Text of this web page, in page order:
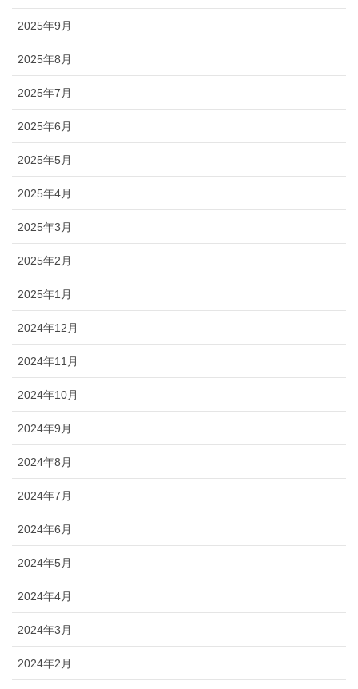
2025年9月
2025年8月
2025年7月
2025年6月
2025年5月
2025年4月
2025年3月
2025年2月
2025年1月
2024年12月
2024年11月
2024年10月
2024年9月
2024年8月
2024年7月
2024年6月
2024年5月
2024年4月
2024年3月
2024年2月